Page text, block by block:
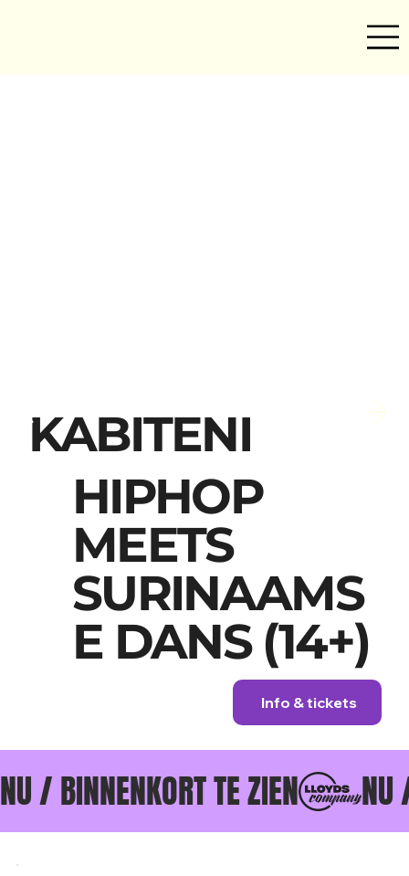
HIPHOP
MEETS
SURINAAMS
E DANS (14+)
KABITENI
Info & tickets